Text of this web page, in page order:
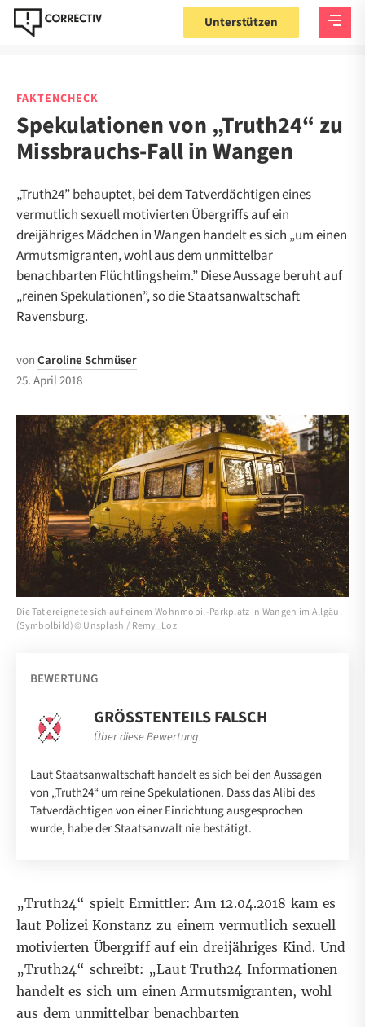
Unterstützen
FAKTENCHECK
Spekulationen von „Truth24“ zu
Missbrauchs-Fall in Wangen
„Truth24” behauptet, bei dem Tatverdächtigen eines
vermutlich sexuell motivierten Übergriffs auf ein
dreijähriges Mädchen in Wangen handelt es sich „um einen
Armutsmigranten, wohl aus dem unmittelbar
benachbarten Flüchtlingsheim.” Diese Aussage beruht auf
„reinen Spekulationen”, so die Staatsanwaltschaft
Ravensburg.
vonCaroline Schmüser
25. April 2018
Die Tat ereignete sich auf einem Wohnmobil-Parkplatz in Wangen im Allgäu.
(Symbolbild)© Unsplash / Remy_Loz
BEWERTUNG
GRÖSSTENTEILS FALSCH
Über diese Bewertung
Laut Staatsanwaltschaft handelt es sich bei den Aussagen
von „Truth24“ um reine Spekulationen. Dass das Alibi des
Tatverdächtigen von einer Einrichtung ausgesprochen
wurde, habe der Staatsanwalt nie bestätigt.
„Truth24“ spielt Ermittler: Am 12.04.2018 kam es
laut Polizei Konstanz zu einem vermutlich sexuell
motivierten Übergriff auf ein dreijähriges Kind. Und
„Truth24“ schreibt: „Laut Truth24 Informationen
handelt es sich um einen Armutsmigranten, wohl
aus dem unmittelbar benachbarten